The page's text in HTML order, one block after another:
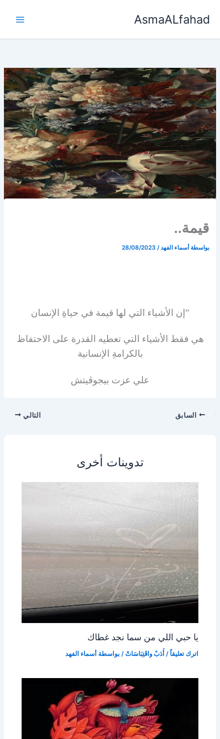
AsmaALfahad
قيمة..
بواسطة أسماء الفهد/
28/08/2023
‏”إن الأشياء التي لها قيمة في حياةِ الإنسان
هي فقط الأشياء التي تعطيه القدرة على الاحتفاظ
بالكرامةِ الإنسانية
علي عزت بيجوڤيتش
السابق التالي
تدوينات أخرى
يا حبي اللي من سما نجد غطاك
اترك تعليقاً / أَدَبْ واقَتِبَاسَاتْ / بواسطة أسماء الفهد